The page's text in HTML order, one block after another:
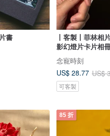
書
丨客製丨菲林相
影幻燈片卡片相
念寵時刻
US$ 28.77 US$
可客製
85 折